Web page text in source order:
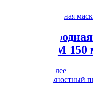
IO PRM 150
Читать далее